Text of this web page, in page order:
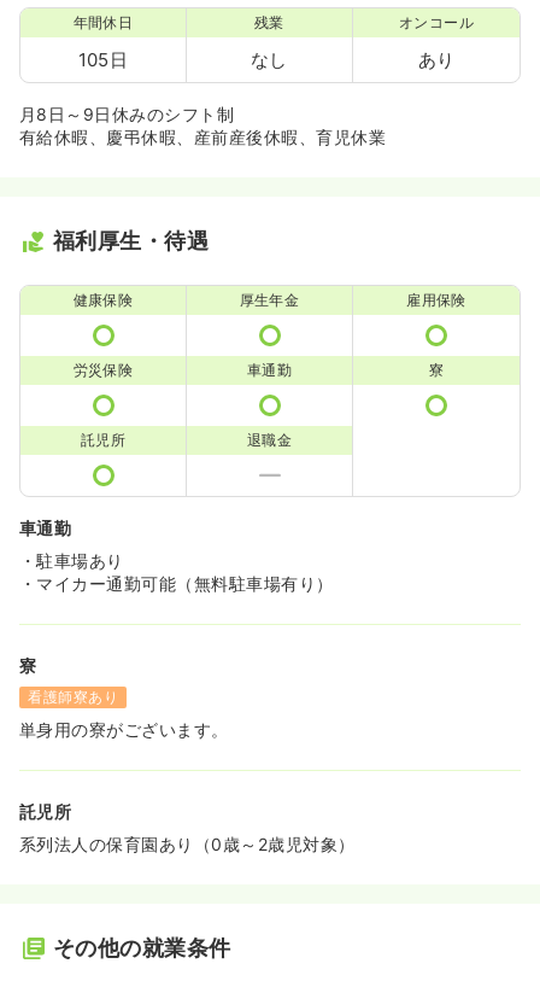
年間休日
105日
残業
なし
オンコール
あり
月8日～9日休みのシフト制
有給休暇、慶弔休暇、産前産後休暇、育児休業
福利厚生・待遇
健康保険 厚生年金 雇用保険
労災保険 車通勤 寮
託児所 退職金
車通勤
・駐車場あり
・マイカー通勤可能（無料駐車場有り）
寮
看護師寮あり
単身用の寮がございます。
託児所
系列法人の保育園あり（0歳～2歳児対象）
その他の就業条件